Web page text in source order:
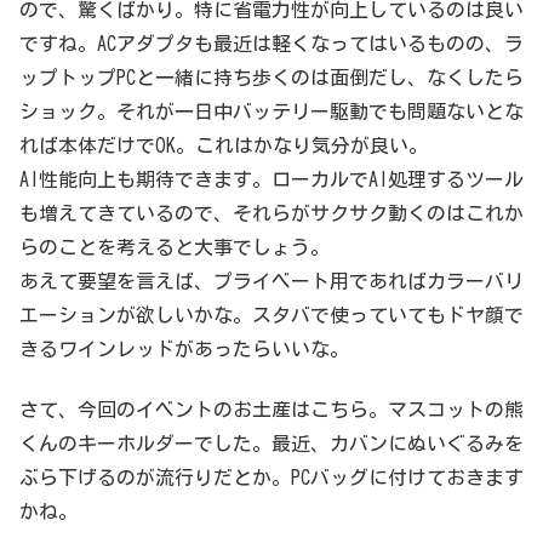
ので、驚くばかり。特に省電力性が向上しているのは良い
ですね。ACアダプタも最近は軽くなってはいるものの、ラ
ップトップPCと一緒に持ち歩くのは面倒だし、なくしたら
ショック。それが一日中バッテリー駆動でも問題ないとな
れば本体だけでOK。これはかなり気分が良い。
AI性能向上も期待できます。ローカルでAI処理するツール
も増えてきているので、それらがサクサク動くのはこれか
らのことを考えると大事でしょう。
あえて要望を言えば、プライベート用であればカラーバリ
エーションが欲しいかな。スタバで使っていてもドヤ顔で
きるワインレッドがあったらいいな。
さて、今回のイベントのお土産はこちら。マスコットの熊
くんのキーホルダーでした。最近、カバンにぬいぐるみを
ぶら下げるのが流行りだとか。PCバッグに付けておきます
かね。